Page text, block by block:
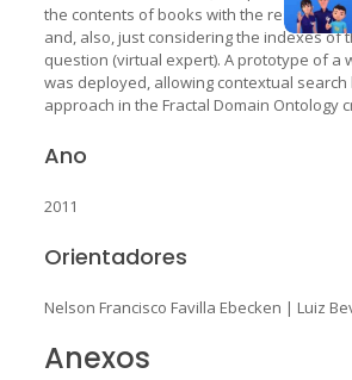
the contents of books with the results
and, also, just considering the indexes of
question (virtual expert). A prototype of a
was deployed, allowing contextual search
approach in the Fractal Domain Ontology
Ano
2011
Orientadores
Nelson Francisco Favilla Ebecken | Luiz
Anexos